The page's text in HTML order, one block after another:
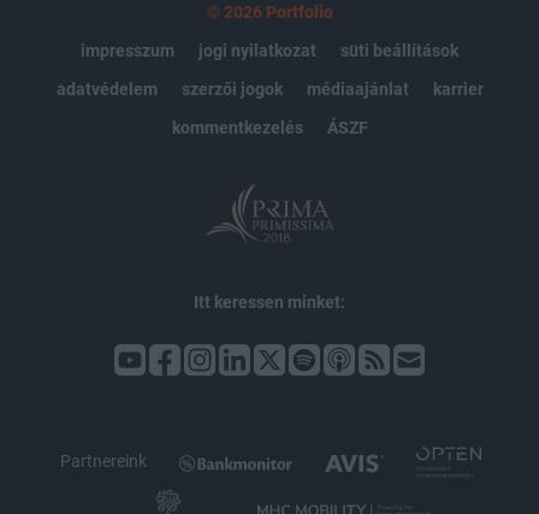
© 2026 Portfolio
impresszum
jogi nyilatkozat
süti beállítások
adatvédelem
szerzői jogok médiaajánlat
karrier
kommentkezelés
ÁSZF
Itt keressen minket:
Partnereink